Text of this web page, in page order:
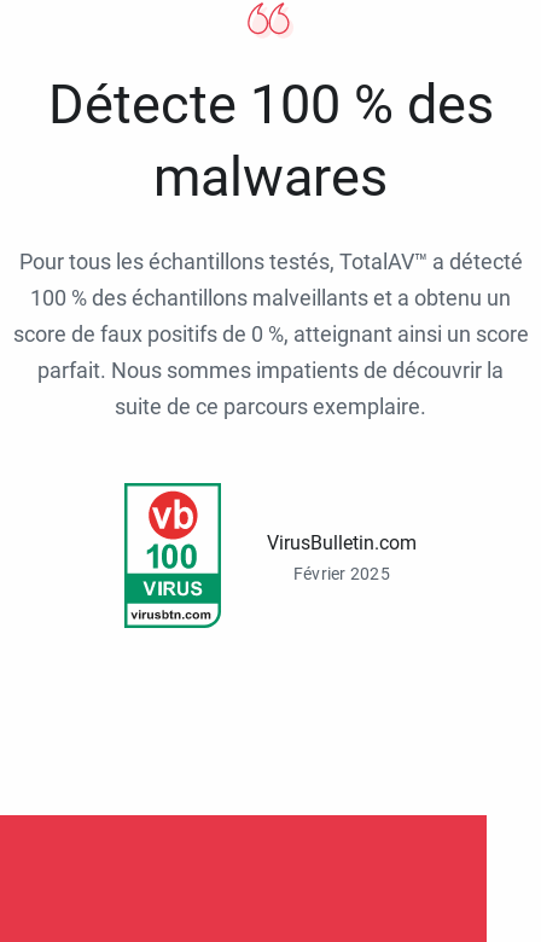
Détecte 100 % des
malwares
Pour tous les échantillons testés, TotalAV™ a détecté
100 % des échantillons malveillants et a obtenu un
score de faux positifs de 0 %, atteignant ainsi un score
parfait. Nous sommes impatients de découvrir la
suite de ce parcours exemplaire.
VirusBulletin.com
Février 2025